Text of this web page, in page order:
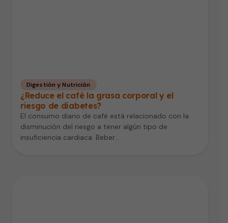
Digestión y Nutrición
¿Reduce el café la grasa corporal y el
riesgo de diabetes?
El consumo diario de café está relacionado con la
disminución del riesgo a tener algún tipo de
insuficiencia cardiaca. Beber…